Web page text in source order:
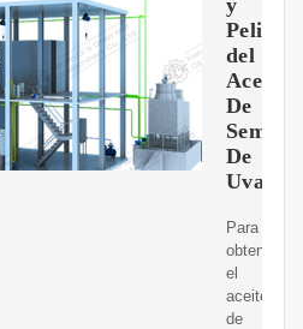
del
Aceite
De
Semilla
De
Uva
Para
obtener
el
aceite
de